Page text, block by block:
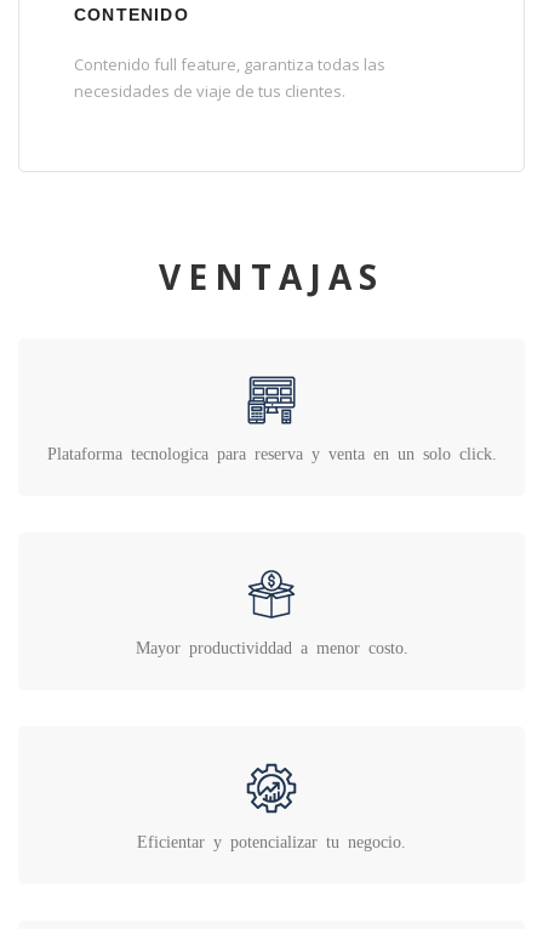
CONTENIDO
Contenido full feature, garantiza todas las
necesidades de viaje de tus clientes.
VENTAJAS
Plataforma tecnologica para reserva y venta en un solo click.
Mayor productividdad a menor costo.
Eficientar y potencializar tu negocio.